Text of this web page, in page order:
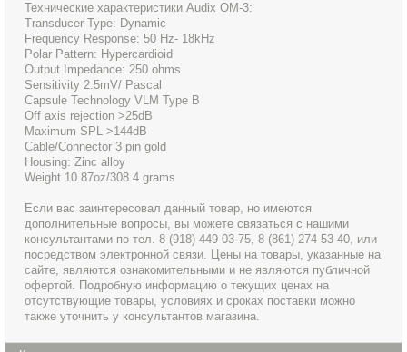
Технические характеристики Audix OM-3:
Transducer Type: Dynamic
Frequency Response: 50 Hz- 18kHz
Polar Pattern: Hypercardioid
Output Impedance: 250 ohms
Sensitivity 2.5mV/ Pascal
Capsule Technology VLM Type B
Off axis rejection >25dB
Maximum SPL >144dB
Cable/Connector 3 pin gold
Housing: Zinc alloy
Weight 10.87oz/308.4 grams
Если вас заинтересовал данный товар, но имеются
дополнительные вопросы, вы можете связаться с нашими
консультантами по тел. 8 (918) 449-03-75, 8 (861) 274-53-40, или
посредством электронной связи. Цены на товары, указанные на
сайте, являются ознакомительными и не являются публичной
офертой. Подробную информацию о текущих ценах на
отсутствующие товары, условиях и сроках поставки можно
также уточнить у консультантов магазина.